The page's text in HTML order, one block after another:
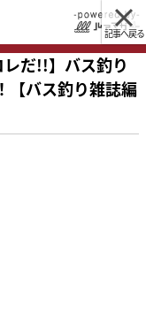
記事へ戻る
だ!!】バス釣り
【バス釣り雑誌編